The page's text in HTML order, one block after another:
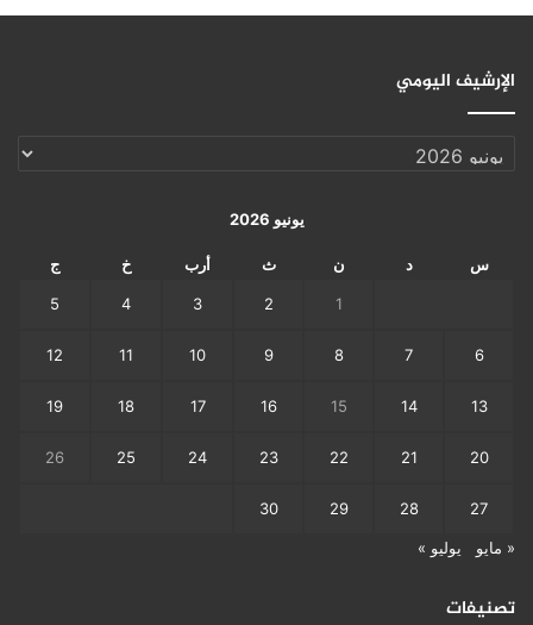
الإرشيف اليومي
يونيو 2026
س د ن ث أرب خ ج
1
2
3
4
5
6
7
8
9
10
11
12
13
14
15
16
17
18
19
20
21
22
23
24
25
26
27
28
29
30
« مايو يوليو »
تصنيفات